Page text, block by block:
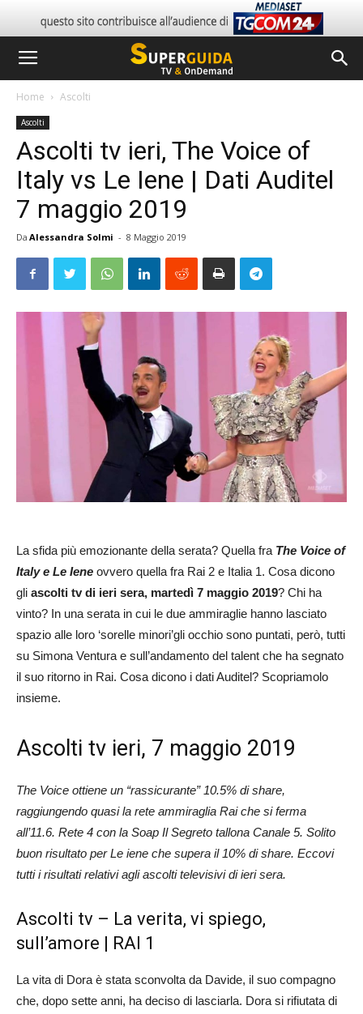
Home Ascolti
Ascolti
Ascolti tv ieri, The Voice of
Italy vs Le Iene | Dati Auditel
7 maggio 2019
Da Alessandra Solmi - 8 Maggio 2019
La sfida più emozionante della serata? Quella fra The Voice of
Italy e Le Iene ovvero quella fra Rai 2 e Italia 1. Cosa dicono
gli ascolti tv di ieri sera, martedì 7 maggio 2019? Chi ha
vinto? In una serata in cui le due ammiraglie hanno lasciato
spazio alle loro ‘sorelle minori’gli occhio sono puntati, però, tutti
su Simona Ventura e sull’andamento del talent che ha segnato
il suo ritorno in Rai. Cosa dicono i dati Auditel? Scopriamolo
insieme.
Ascolti tv ieri, 7 maggio 2019
The Voice ottiene un “rassicurante” 10.5% di share,
raggiungendo quasi la rete ammiraglia Rai che si ferma
all’11.6. Rete 4 con la Soap Il Segreto tallona Canale 5. Solito
buon risultato per Le iene che supera il 10% di share. Eccovi
tutti i risultati relativi agli ascolti televisivi di ieri sera.
Ascolti tv – La verita, vi spiego,
sull’amore | RAI 1
La vita di Dora è stata sconvolta da Davide, il suo compagno
che, dopo sette anni, ha deciso di lasciarla. Dora si rifiutata di